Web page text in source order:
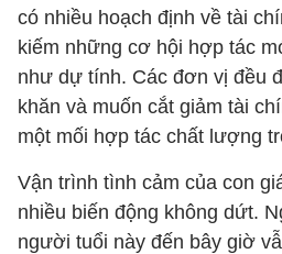
có nhiều hoạch định về tài
kiếm những cơ hội hợp tác
như dự tính. Các đơn vị đều
khăn và muốn cắt giảm tài
một mối hợp tác chất lượng
Vận trình tình cảm của con
nhiều biến động không dứt.
người tuổi này đến bây giờ